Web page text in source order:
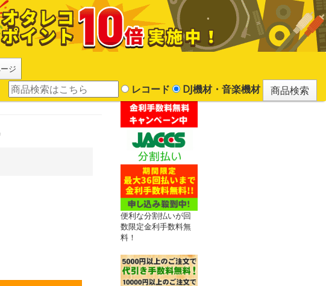
ジ
レコード DJ機材・音楽機材
便利な分割払いが回
数限定金利手数料無
料！